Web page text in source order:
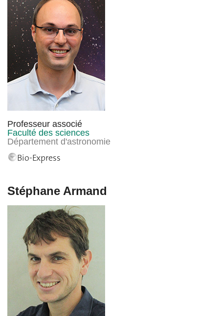
Professeur associé
Faculté des sciences
Département d'astronomie
Bio-Express
Stéphane Armand